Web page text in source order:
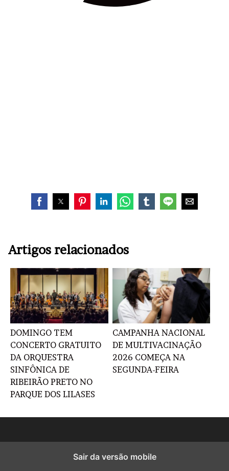
Artigos relacionados
DOMINGO TEM
CONCERTO GRATUITO
DA ORQUESTRA
SINFÔNICA DE
RIBEIRÃO PRETO NO
PARQUE DOS LILASES
CAMPANHA NACIONAL
DE MULTIVACINAÇÃO
2026 COMEÇA NA
SEGUNDA-FEIRA
Sair da versão mobile